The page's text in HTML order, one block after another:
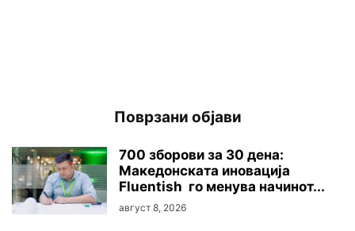
Поврзани објави
700 зборови за 30 дена:
Македонската иновација
Fluentish го менува начинот...
август 8, 2026